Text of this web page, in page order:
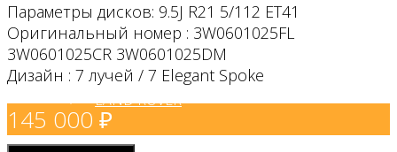
TOYOTA
LAND ROVER
Параметры дисков: 9.5J R21 5/112 ET41
Оригинальный номер : 3W0601025FL
3W0601025CR 3W0601025DM
Дизайн : 7 лучей / 7 Elegant Spoke
145 000 ₽